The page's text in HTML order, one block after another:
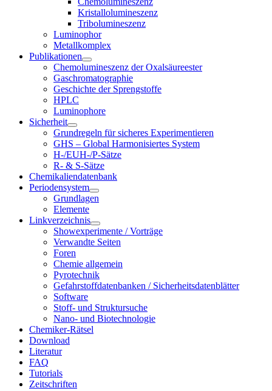
Kristallolumineszenz
Tribolumineszenz
Luminophor
Metallkomplex
Publikationen
Chemolumineszenz der Oxalsäureester
Gaschromatographie
Geschichte der Sprengstoffe
HPLC
Luminophore
Sicherheit
Grundregeln für sicheres Experimentieren
GHS – Global Harmonisiertes System
H-/EUH-/P-Sätze
R- & S-Sätze
Chemikaliendatenbank
Periodensystem
Grundlagen
Elemente
Linkverzeichnis
Showexperimente / Vorträge
Verwandte Seiten
Foren
Chemie allgemein
Pyrotechnik
Gefahrstoffdatenbanken / Sicherheitsdatenblätter
Software
Stoff- und Struktursuche
Nano- und Biotechnologie
Chemiker-Rätsel
Download
Literatur
FAQ
Tutorials
Zeitschriften